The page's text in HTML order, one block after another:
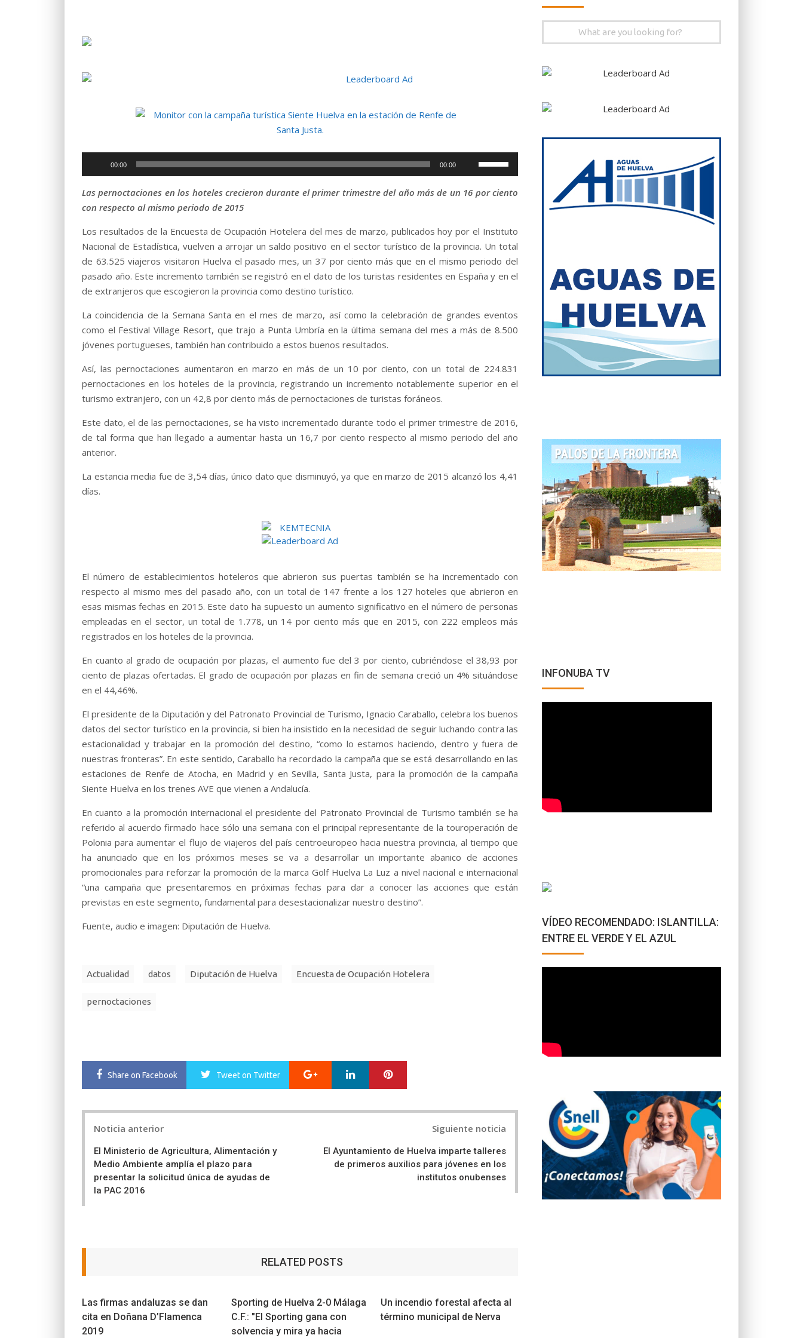
de
audio
00:00 00:00
las
teclas
arriba/abajo
para
aumentar
o
Las pernoctaciones en los hoteles crecieron durante el primer trimestre del año más de un 16 por ciento
con respecto al mismo periodo de 2015
Los resultados de la Encuesta de Ocupación Hotelera del mes de marzo, publicados hoy por el Instituto
Nacional de Estadística, vuelven a arrojar un saldo positivo en el sector turístico de la provincia. Un total
de 63.525 viajeros visitaron Huelva el pasado mes, un 37 por ciento más que en el mismo periodo del
pasado año. Este incremento también se registró en el dato de los turistas residentes en España y en el
de extranjeros que escogieron la provincia como destino turístico.
La coincidencia de la Semana Santa en el mes de marzo, así como la celebración de grandes eventos
como el Festival Village Resort, que trajo a Punta Umbría en la última semana del mes a más de 8.500
jóvenes portugueses, también han contribuido a estos buenos resultados.
Así, las pernoctaciones aumentaron en marzo en más de un 10 por ciento, con un total de 224.831
pernoctaciones en los hoteles de la provincia, registrando un incremento notablemente superior en el
turismo extranjero, con un 42,8 por ciento más de pernoctaciones de turistas foráneos.
Este dato, el de las pernoctaciones, se ha visto incrementado durante todo el primer trimestre de 2016,
de tal forma que han llegado a aumentar hasta un 16,7 por ciento respecto al mismo periodo del año
anterior.
La estancia media fue de 3,54 días, único dato que disminuyó, ya que en marzo de 2015 alcanzó los 4,41
días.
El número de establecimientos hoteleros que abrieron sus puertas también se ha incrementado con
respecto al mismo mes del pasado año, con un total de 147 frente a los 127 hoteles que abrieron en
esas mismas fechas en 2015. Este dato ha supuesto un aumento significativo en el número de personas
empleadas en el sector, un total de 1.778, un 14 por ciento más que en 2015, con 222 empleos más
registrados en los hoteles de la provincia.
En cuanto al grado de ocupación por plazas, el aumento fue del 3 por ciento, cubriéndose el 38,93 por
ciento de plazas ofertadas. El grado de ocupación por plazas en fin de semana creció un 4% situándose
en el 44,46%.
El presidente de la Diputación y del Patronato Provincial de Turismo, Ignacio Caraballo, celebra los buenos
datos del sector turístico en la provincia, si bien ha insistido en la necesidad de seguir luchando contra las
estacionalidad y trabajar en la promoción del destino, “como lo estamos haciendo, dentro y fuera de
nuestras fronteras”. En este sentido, Caraballo ha recordado la campaña que se está desarrollando en las
estaciones de Renfe de Atocha, en Madrid y en Sevilla, Santa Justa, para la promoción de la campaña
Siente Huelva en los trenes AVE que vienen a Andalucía.
En cuanto a la promoción internacional el presidente del Patronato Provincial de Turismo también se ha
referido al acuerdo firmado hace sólo una semana con el principal representante de la touroperación de
Polonia para aumentar el flujo de viajeros del país centroeuropeo hacia nuestra provincia, al tiempo que
ha anunciado que en los próximos meses se va a desarrollar un importante abanico de acciones
promocionales para reforzar la promoción de la marca Golf Huelva La Luz a nivel nacional e internacional
“una campaña que presentaremos en próximas fechas para dar a conocer las acciones que están
previstas en este segmento, fundamental para desestacionalizar nuestro destino”.
Fuente, audio e imagen: Diputación de Huelva.
Actualidad datos Diputación de Huelva Encuesta de Ocupación Hotelera
pernoctaciones
Share on Facebook Tweeton Twitter Google+ LinkedIn
Noticia anterior
El Ministerio de Agricultura, Alimentación y
Medio Ambiente amplía el plazo para
presentar la solicitud única de ayudas de
la PAC 2016
Siguiente noticia
El Ayuntamiento de Huelva imparte talleres
de primeros auxilios para jóvenes en los
institutos onubenses
RELATED POSTS
Las firmas andaluzas se dan
cita en Doñana D’Flamenca
2019
Sporting de Huelva 2-0 Málaga
C.F.: "El Sporting gana con
solvencia y mira ya hacia
Un incendio forestal afecta al
término municipal de Nerva
Search
INFONUBA TV
VÍDEO RECOMENDADO: ISLANTILLA:
ENTRE EL VERDE Y EL AZUL